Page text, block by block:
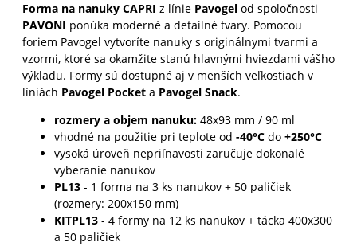
Forma na nanuky CAPRI z líniePavogelod spoločnosti
PAVONI ponúka moderné a detailné tvary. Pomocou
foriem Pavogel vytvoríte nanuky s originálnymi tvarmi a
vzormi, ktoré sa okamžite stanú hlavnými hviezdami vášho
výkladu. Formy sú dostupné aj v menších veľkostiach v
líniách Pavogel Pocketa Pavogel Snack.
rozmery a objem nanuku:48x93 mm / 90 ml
vhodné na použitie pri teplote od -40°C do+250°C
vysoká úroveň nepriľnavosti zaručuje dokonalé
vyberanie nanukov
PL13 - 1 forma na 3 ks nanukov + 50 paličiek
(rozmery: 200x150 mm)
KITPL13- 4 formy na 12 ks nanukov + tácka 400x300
a 50 paličiek